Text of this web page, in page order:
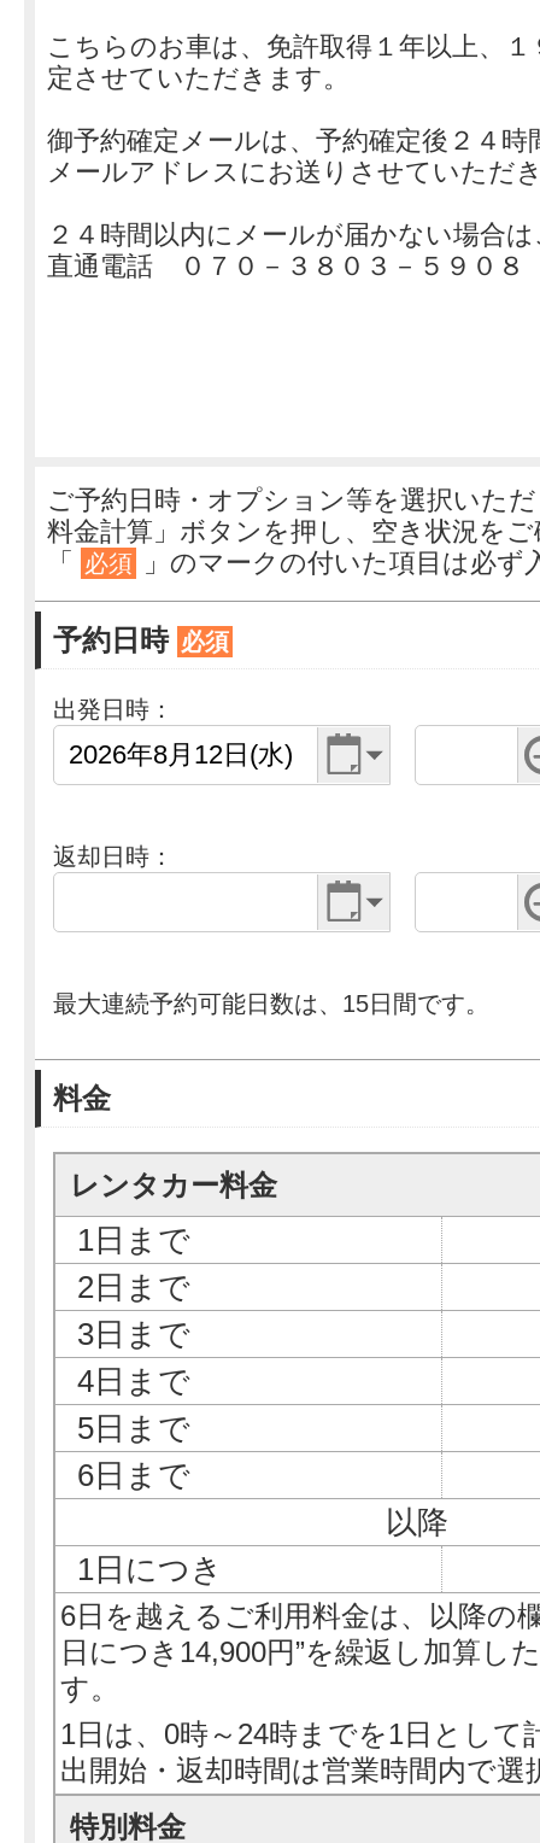
こちらのお車は、免許取得１年以上、
定させていただきます。
御予約確定メールは、予約確定後２４時
メールアドレスにお送りさせていただ
２４時間以内にメールが届かない場合
直通電話 ０７０－３８０３－５９０８
ご予約日時・オプション等を選択いた
料金計算」ボタンを押し、空き状況を
「
必須 」のマークの付いた項目は必ず
予約日時 必須
出発日時：
返却日時：
最大連続予約可能日数は、15日間です。
料金
レンタカー料金
1日まで
2日まで
3日まで
4日まで
5日まで
6日まで
以降
1日につき
6日を越えるご利用料金は、以降の
日につき14,900円”を繰返し加算し
す。
1日は、0時～24時までを1日として
出開始・返却時間は営業時間内で
特別料金